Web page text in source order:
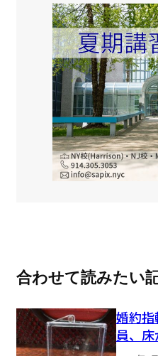
合わせて読みたい
婚約指
員、床